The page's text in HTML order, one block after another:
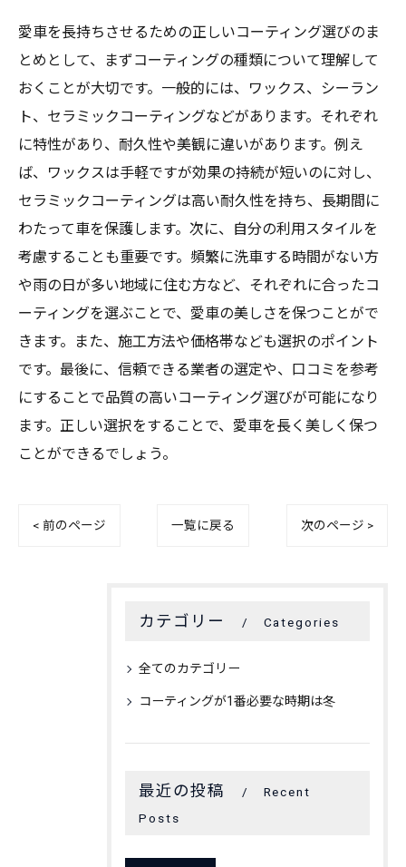
愛車を長持ちさせるための正しいコーティング選びのま
とめとして、まずコーティングの種類について理解して
おくことが大切です。一般的には、ワックス、シーラン
ト、セラミックコーティングなどがあります。それぞれ
に特性があり、耐久性や美観に違いがあります。例え
ば、ワックスは手軽ですが効果の持続が短いのに対し、
セラミックコーティングは高い耐久性を持ち、長期間に
わたって車を保護します。次に、自分の利用スタイルを
考慮することも重要です。頻繁に洗車する時間がない方
や雨の日が多い地域に住む方など、それぞれに合ったコ
ーティングを選ぶことで、愛車の美しさを保つことがで
きます。また、施工方法や価格帯なども選択のポイント
です。最後に、信頼できる業者の選定や、口コミを参考
にすることで品質の高いコーティング選びが可能になり
ます。正しい選択をすることで、愛車を長く美しく保つ
ことができるでしょう。
< 前のページ 一覧に戻る 次のページ >
カテゴリー Categories
全てのカテゴリー
コーティングが1番必要な時期は冬
最近の投稿
Recent
Posts